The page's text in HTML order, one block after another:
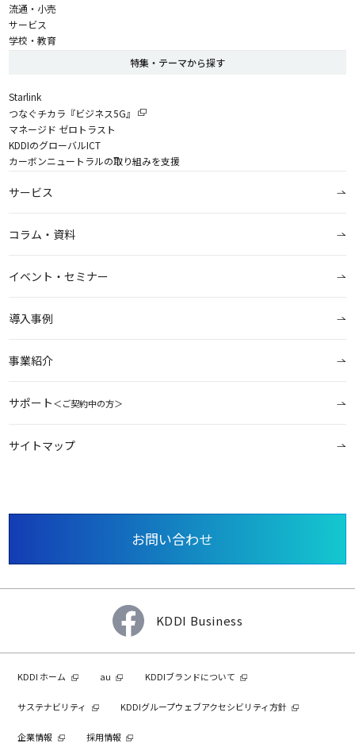
流通・小売
サービス
学校・教育
特集・テーマから探す
Starlink
つなぐチカラ『ビジネス5G』
マネージド ゼロトラスト
KDDIのグローバルICT
カーボンニュートラルの取り組みを支援
サービス
コラム・資料
イベント・セミナー
導入事例
事業紹介
サポート＜ご契約中の方＞
サイトマップ
お問い合わせ
KDDI Business
KDDI ホーム au KDDIブランドについて
サステナビリティ KDDIグループウェブアクセシビリティ方針
企業情報 採用情報